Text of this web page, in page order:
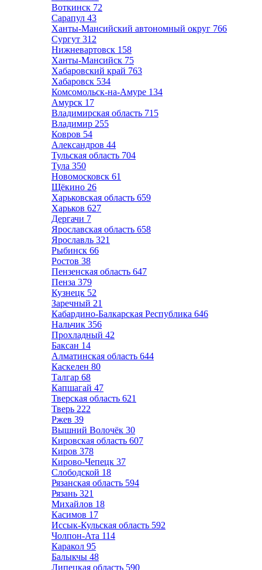
Воткинск 72
Сарапул 43
Ханты-Мансийский автономный округ 766
Сургут 312
Нижневартовск 158
Ханты-Мансийск 75
Хабаровский край 763
Хабаровск 534
Комсомольск-на-Амуре 134
Амурск 17
Владимирская область 715
Владимир 255
Ковров 54
Александров 44
Тульская область 704
Тула 350
Новомосковск 61
Щёкино 26
Харьковская область 659
Харьков 627
Дергачи 7
Ярославская область 658
Ярославль 321
Рыбинск 66
Ростов 38
Пензенская область 647
Пенза 379
Кузнецк 52
Заречный 21
Кабардино-Балкарская Республика 646
Нальчик 356
Прохладный 42
Баксан 14
Алматинская область 644
Каскелен 80
Талгар 68
Капшагай 47
Тверская область 621
Тверь 222
Ржев 39
Вышний Волочёк 30
Кировская область 607
Киров 378
Кирово-Чепецк 37
Слободской 18
Рязанская область 594
Рязань 321
Михайлов 18
Касимов 17
Иссык-Кульская область 592
Чолпон-Ата 114
Каракол 95
Балыкчы 48
Липецкая область 590